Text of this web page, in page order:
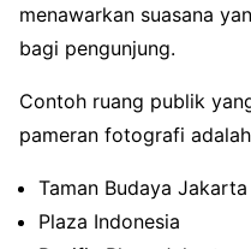
menawarkan suasana
bagi pengunjung.
Contoh ruang publik
pameran fotografi
Taman Budaya Jakarta
Plaza Indonesia